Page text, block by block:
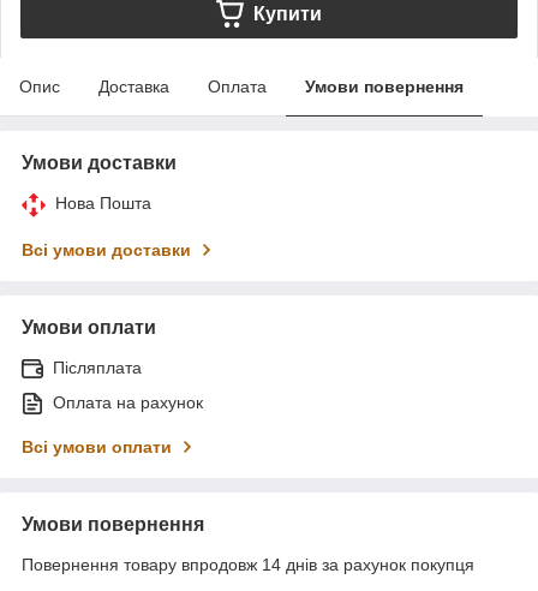
Купити
Опис Доставка Оплата Умови повернення
Умови доставки
Нова Пошта
Всі умови доставки
Умови оплати
Післяплата
Оплата на рахунок
Всі умови оплати
Умови повернення
Повернення товару впродовж 14 днів за рахунок покупця